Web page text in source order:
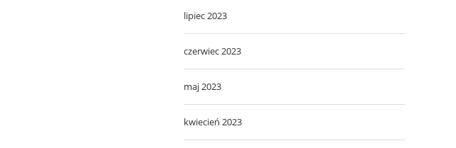
lipiec 2023
czerwiec 2023
maj 2023
kwiecień 2023